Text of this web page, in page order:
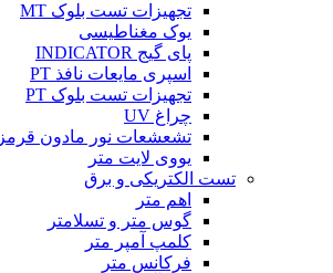
تجهیزات تست بلوک MT
یوک مغناطیسی
پای گیج INDICATOR
اسپری مایعات نافذ PT
تجهیزات تست بلوک PT
چراغ UV
تشعشعات نور مادون قرمز
یووی لایت متر
تست الکتریکی و برق
اهم متر
گوس متر و تسلامتر
کلمپ آمپر متر
فرکانس متر